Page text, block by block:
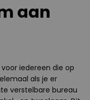
aan
iedereen die op
als je er
verstelbare bureau